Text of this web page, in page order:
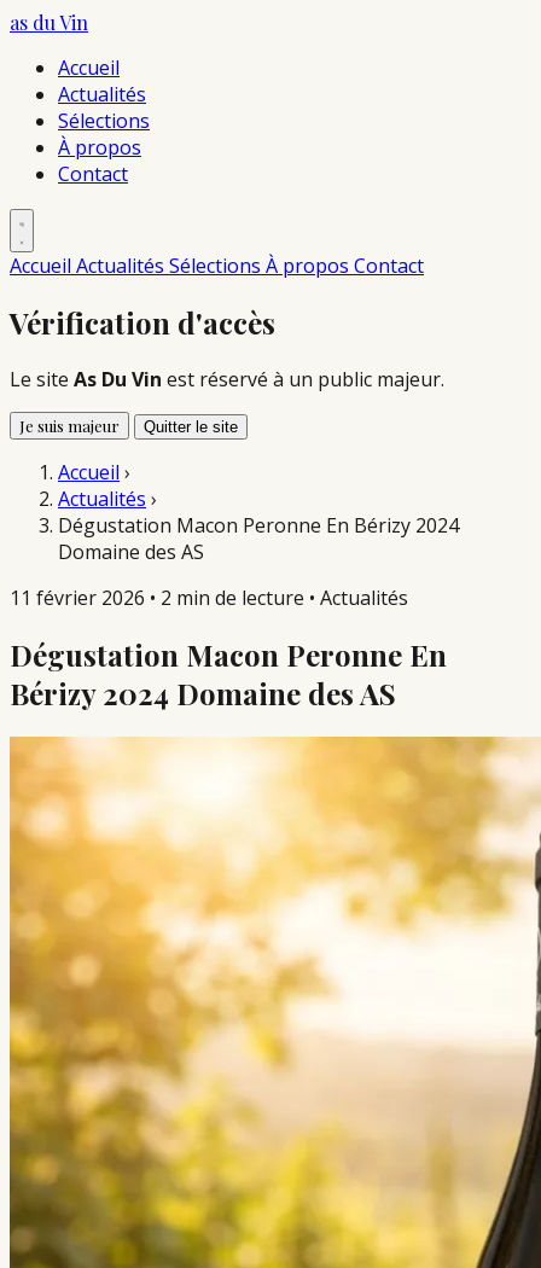
as duVin
Accueil
Actualités
Sélections
À propos
Contact
Accueil Actualités Sélections À propos Contact
Vérification d'accès
Le site As Du Vin est réservé à un public majeur.
Je suis majeur Quitter le site
Accueil ›
Actualités ›
Dégustation Macon Peronne En Bérizy 2024
Domaine des AS
11 février 2026 • 2 min de lecture • Actualités
Dégustation Macon Peronne En
Bérizy 2024 Domaine des AS